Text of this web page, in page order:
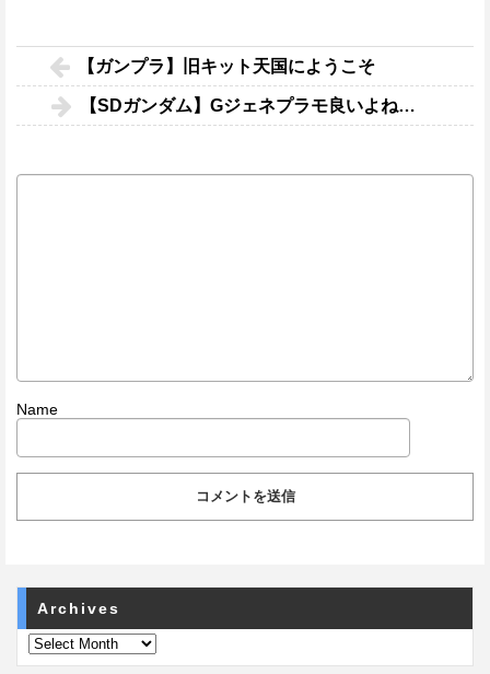
【ガンプラ】旧キット天国にようこそ
【SDガンダム】Gジェネプラモ良いよね…
Name
Archives